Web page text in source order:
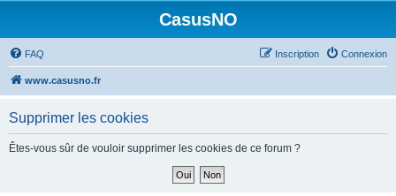
CasusNO
FAQ Connexion
Inscription
www.casusno.fr
Supprimer les cookies
Êtes-vous sûr de vouloir supprimer les cookies de ce forum ?